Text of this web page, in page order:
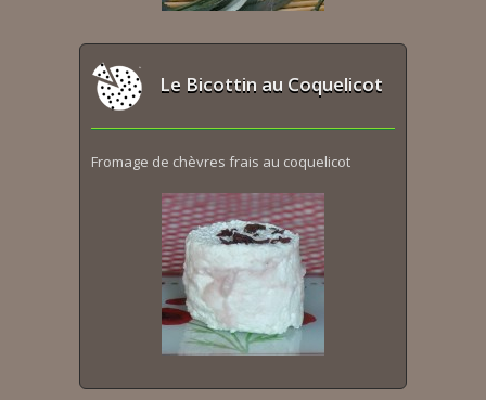
Le Bicottin au Coquelicot
Fromage de chèvres frais au coquelicot